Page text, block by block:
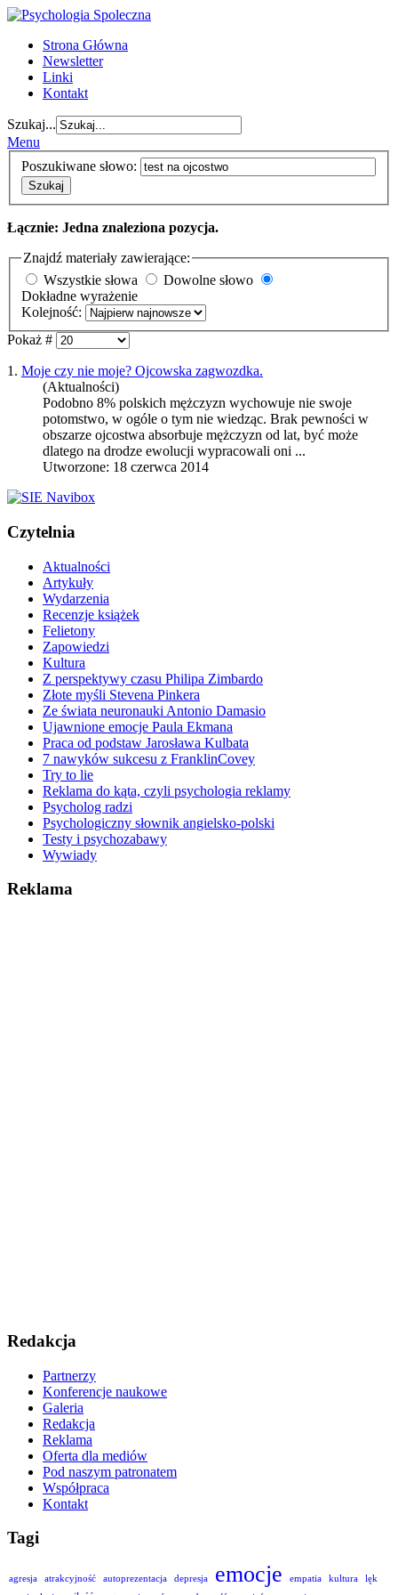
Strona Główna
Newsletter
Linki
Kontakt
Szukaj...
Menu
Poszukiwane słowo:
Szukaj
Łącznie: Jedna znaleziona pozycja.
Znajdź materiały zawierające:
Wszystkie słowa
Dowolne słowo
Dokładne wyrażenie
Kolejność:
Pokaż #
1. Moje czy nie moje? Ojcowska zagwozdka.
(Aktualności)
Podobno 8% polskich mężczyzn wychowuje nie swoje
potomstwo, w ogóle o tym nie wiedząc. Brak pewności w
obszarze ojcostwa absorbuje mężczyzn od lat, być może
dlatego na drodze ewolucji wypracowali oni ...
Utworzone: 18 czerwca 2014
Czytelnia
Aktualności
Artykuły
Wydarzenia
Recenzje książek
Felietony
Zapowiedzi
Kultura
Z perspektywy czasu Philipa Zimbardo
Złote myśli Stevena Pinkera
Ze świata neuronauki Antonio Damasio
Ujawnione emocje Paula Ekmana
Praca od podstaw Jarosława Kulbata
7 nawyków sukcesu z FranklinCovey
Try to lie
Reklama do kąta, czyli psychologia reklamy
Psycholog radzi
Psychologiczny słownik angielsko-polski
Testy i psychozabawy
Wywiady
Reklama
Redakcja
Partnerzy
Konferencje naukowe
Galeria
Redakcja
Reklama
Oferta dla mediów
Pod naszym patronatem
Współpraca
Kontakt
Tagi
agresja atrakcyjność autoprezentacja depresja emocje empatia kultura
lęk